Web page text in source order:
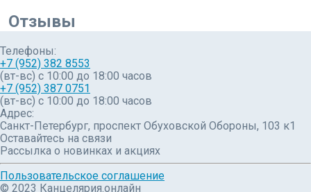
Отзывы
Телефоны:
+7 (952) 382 8553
(вт-вс) c 10:00 до 18:00 часов
+7 (952) 387 0751
(вт-вс) с 10:00 до 18:00 часов
Адрес:
Санкт-Петербург, проспект Обуховской Обороны, 103 к1
Оставайтесь на связи
Рассылка о новинках и акциях
Пользовательское соглашение
© 2023 Канцелярия.онлайн